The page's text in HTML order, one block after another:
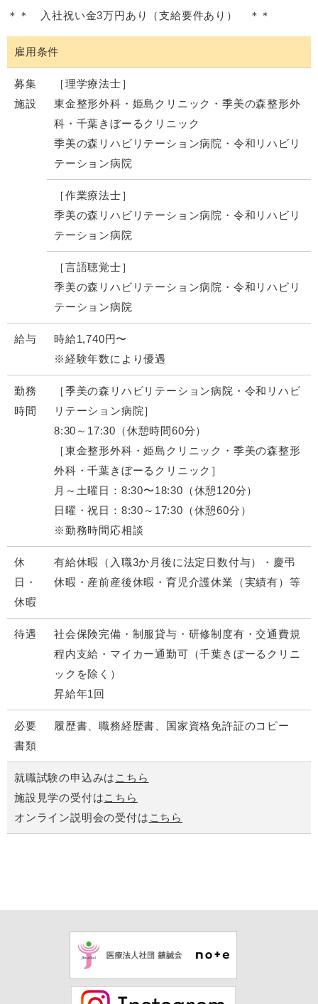
＊＊ 入社祝い金3万円あり（支給要件あり） ＊＊
雇用条件
募集
施設
［理学療法士］
東金整形外科・姫島クリニック・季美の森整形外
科・千葉きぼーるクリニック
季美の森リハビリテーション病院・令和リハビリ
テーション病院
［作業療法士］
季美の森リハビリテーション病院・令和リハビリ
テーション病院
［言語聴覚士］
季美の森リハビリテーション病院・令和リハビリ
テーション病院
給与
時給1,740円〜
※経験年数により優遇
勤務
時間
［季美の森リハビリテーション病院・令和リハビ
リテーション病院］
8:30～17:30（休憩時間60分）
［東金整形外科・姫島クリニック・季美の森整形
外科・千葉きぼーるクリニック］
月～土曜日：8:30〜18:30（休憩120分）
日曜・祝日：8:30～17:30（休憩60分）
※勤務時間応相談
休
日・
休暇
有給休暇（入職3か月後に法定日数付与）・慶弔
休暇・産前産後休暇・育児介護休業（実績有）等
待遇
社会保険完備・制服貸与・研修制度有・交通費規
程内支給・マイカー通勤可（千葉きぼーるクリニ
ックを除く）
昇給年1回
必要
書類
履歴書、職務経歴書、国家資格免許証のコピー
就職試験の申込みは こちら
施設見学の受付はこちら
オンライン説明会の受付は こちら